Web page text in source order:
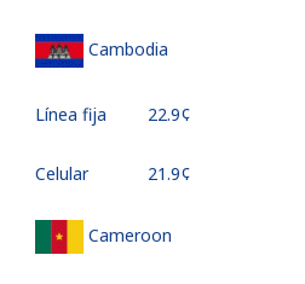
Cambodia
Línea fija ⁦22.9¢⁩
Celular ⁦21.9¢⁩
Cameroon